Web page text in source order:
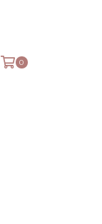
0